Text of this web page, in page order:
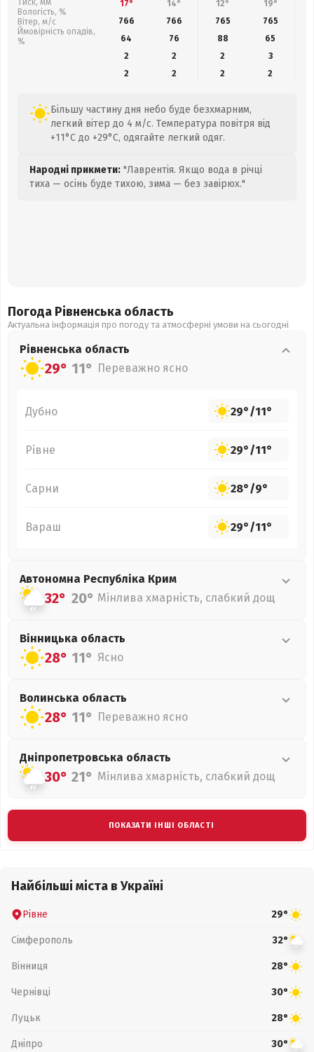
Тиск, мм
Вологість, %
Вітер, м/с
Ймовірність опадів,
%
17° 14° 12° 19°
766
766 765 765
64
76 88 65
2
2 2
3
2
2 2 2
Більшу частину дня небо буде безхмарним,
легкий вітер до 4 м/с. Температура повітря від
+11°C до +29°C, одягайте легкий одяг.
Народні прикмети: "Лаврентія. Якщо вода в річці
тиха — осінь буде тихою, зима — без завірюх."
Погода Рівненська область
Актуальна інформація про погоду та атмосферні умови на сьогодні
Рівненська область
29° 11° Переважно ясно
Дубно 29°/11°
Рівне 29°/11°
Сарни 28°/9°
Вараш 29°/11°
Автономна Республіка Крим
32° 20° Мінлива хмарність, слабкий дощ
Вінницька область
28° 11° Ясно
Волинська область
28° 11° Переважно ясно
Дніпропетровська область
30° 21° Мінлива хмарність, слабкий дощ
ПОКАЗАТИ ІНШІ ОБЛАСТІ
Найбільші міста в Україні
Рівне 29°
Сімферополь 32°
Вінниця 28°
Чернівці 30°
Луцьк 28°
Дніпро 30°